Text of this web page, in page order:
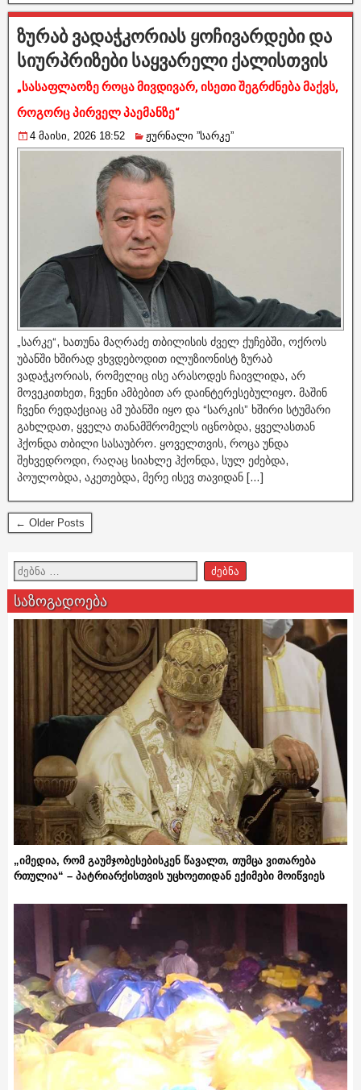
ზურაბ ვადაჭკორიას ყოჩივარდები და
სიურპრიზები საყვარელი ქალისთვის
„სასაფლაოზე როცა მივდივარ, ისეთი შეგრძნება მაქვს,
როგორც პირველ პაემანზე“
4 მაისი, 2026 18:52 ჟურნალი ”სარკე”
„სარკე“, ხათუნა მაღრაძე თბილისის ძველ ქუჩებში, ოქროს
უბანში ხშირად ვხვდებოდით ილუზიონისტ ზურაბ
ვადაჭკორიას, რომელიც ისე არასოდეს ჩაივლიდა, არ
მოვეკითხეთ, ჩვენი ამბებით არ დაინტერესებულიყო. მაშინ
ჩვენი რედაქციაც ამ უბანში იყო და “სარკის” ხშირი სტუმარი
გახლდათ, ყველა თანამშრომელს იცნობდა, ყველასთან
ჰქონდა თბილი სასაუბრო. ყოველთვის, როცა უნდა
შეხვედროდი, რაღაც სიახლე ჰქონდა, სულ ეძებდა,
პოულობდა, აკეთებდა, მერე ისევ თავიდან […]
← Older Posts
საზოგადოება
„იმედია, რომ გაუმჯობესებისკენ წავალთ, თუმცა ვითარება
რთულია“ – პატრიარქისთვის უცხოეთიდან ექიმები მოიწვიეს